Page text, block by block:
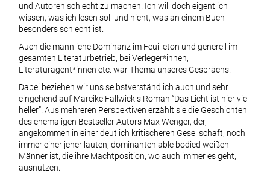
und Autoren schlecht zu machen. Ich will doch eigentlich
wissen, was ich lesen soll und nicht, was an einem Buch
besonders schlecht ist.
Auch die männliche Dominanz im Feuilleton und generell im
gesamten Literaturbetrieb, bei Verleger*innen,
Literaturagent*innen etc. war Thema unseres Gesprächs.
Dabei beziehen wir uns selbstverständlich auch und sehr
eingehend auf Mareike Fallwickls Roman “Das Licht ist hier viel
heller”. Aus mehreren Perspektiven erzählt sie die Geschichten
des ehemaligen Bestseller Autors Max Wenger, der,
angekommen in einer deutlich kritischeren Gesellschaft, noch
immer einer jener lauten, dominanten able bodied weißen
Männer ist, die ihre Machtposition, wo auch immer es geht,
ausnutzen.